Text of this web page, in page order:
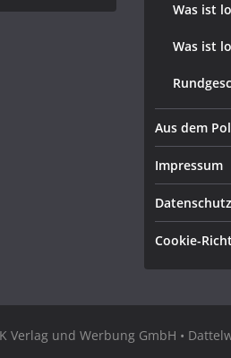
Was ist
Was ist
Aus dem
Impressum
Datenschutz
Cookie-
Verlag und Werbung GmbH •